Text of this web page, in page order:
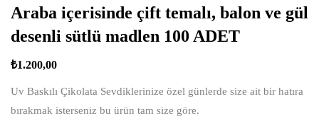
Araba içerisinde çift temalı, balon ve gül
desenli sütlü madlen 100 ADET
₺1.200,00
Uv Baskılı Çikolata Sevdiklerinize özel günlerde size ait bir hatıra
bırakmak isterseniz bu ürün tam size göre.